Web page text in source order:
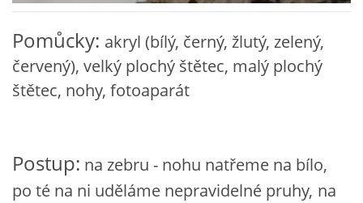
VZDĚLÁVACÍ BLOK BŘEZEN
VZDĚLÁVACÍ BLOK DUBEN
VÝTVARNÉ POMŮCKY
Pomůcky: akryl (bílý, černý, žlutý, zelený,
červený), velký plochý štětec, malý plochý
štětec, nohy, fotoaparát
Postup: na zebru - nohu natřeme na bílo,
po té na ni uděláme nepravidelné pruhy, na